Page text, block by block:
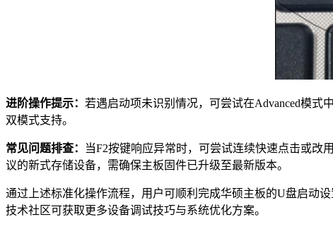
进阶操作提示： 若遇启动项未识别情况，可尝试在Advanced模式
双模式支持。
常见问题排查：
当F2按键响应异常时，可尝试连续快速点击或改
议的新式存储设备，需确保主板固件已升级至最新版本。
通过上述标准化操作流程，用户可顺利完成华硕主板的U盘启动
技术社区可获取更多设备调试技巧与系统优化方案。